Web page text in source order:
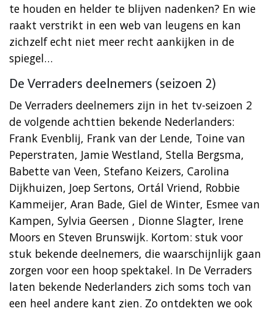
te houden en helder te blijven nadenken? En wie
raakt verstrikt in een web van leugens en kan
zichzelf echt niet meer recht aankijken in de
spiegel…
De Verraders deelnemers (seizoen 2)
De Verraders deelnemers zijn in het tv-seizoen 2
de volgende achttien bekende Nederlanders:
Frank Evenblij, Frank van der Lende, Toine van
Peperstraten, Jamie Westland, Stella Bergsma,
Babette van Veen, Stefano Keizers, Carolina
Dijkhuizen, Joep Sertons, Ortál Vriend, Robbie
Kammeijer, Aran Bade, Giel de Winter, Esmee van
Kampen, Sylvia Geersen , Dionne Slagter, Irene
Moors en Steven Brunswijk. Kortom: stuk voor
stuk bekende deelnemers, die waarschijnlijk gaan
zorgen voor een hoop spektakel. In De Verraders
laten bekende Nederlanders zich soms toch van
een heel andere kant zien. Zo ontdekten we ook